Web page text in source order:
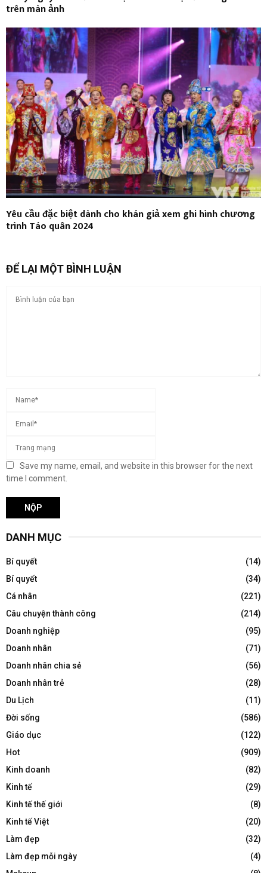
trên màn ảnh
Yêu cầu đặc biệt dành cho khán giả xem ghi hình chương
trình Táo quân 2024
ĐỂ LẠI MỘT BÌNH LUẬN
Save my name, email, and website in this browser for the next
time I comment.
DANH MỤC
Bí quyết
(14)
Bí quyết
(34)
Cá nhân
(221)
Câu chuyện thành công
(214)
Doanh nghiệp
(95)
Doanh nhân
(71)
Doanh nhân chia sẻ
(56)
Doanh nhân trẻ
(28)
Du Lịch
(11)
Đời sống
(586)
Giáo dục
(122)
Hot
(909)
Kinh doanh
(82)
Kinh tế
(29)
Kinh tế thế giới
(8)
Kinh tế Việt
(20)
Làm đẹp
(32)
Làm đẹp mỗi ngày
(4)